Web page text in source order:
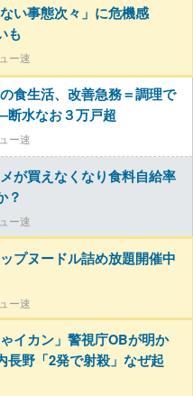
い事態次々」に危機感
も
ー速
食生活、改善急務＝調理で
水なお３万戸超
ー速
が買えなくなり食料自給率
？
ー速
プヌードル詰め放題開催中
ー速
イカン」警視庁OBが明か
野「2発で射殺」なぜ起